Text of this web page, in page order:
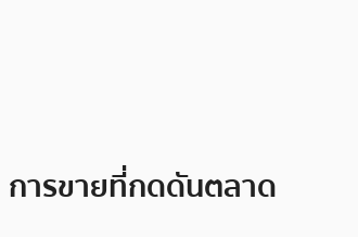
การขายที่กดดันตลาด